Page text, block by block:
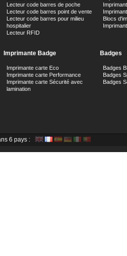
Lecteur code barres de poche
Lecteur code barres point de vente
Lecteur code barres pour milieu
hospitalier
Lecteur RFID
Blocs
Imprimante Badge
Imprimante carte Eco
Imprimante carte Performance
Imprimante carte Sécurité avec
lamination
Badges
Badges
Badges
Badges
6 pays :